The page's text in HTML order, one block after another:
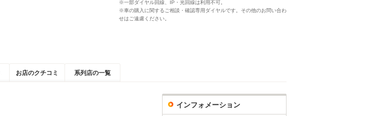
※一部ダイヤル回線、IP・光回線は利用不可。
※車の購入に関するご相談・確認専用ダイヤルです。その他のお問い合わ
せはご遠慮ください。
お店のクチコミ 系列店の一覧
インフォメーション